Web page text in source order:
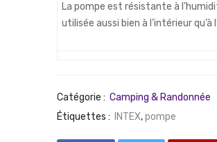
La pompe est résistante à
utilisée aussi bien à l’intérieur qu’à
Catégorie : Camping & Randonnée
Étiquettes :
INTEX,pompe